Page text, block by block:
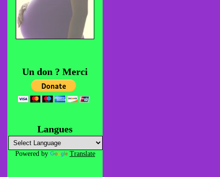
Un don ? Merci
Langues
Powered by Translate